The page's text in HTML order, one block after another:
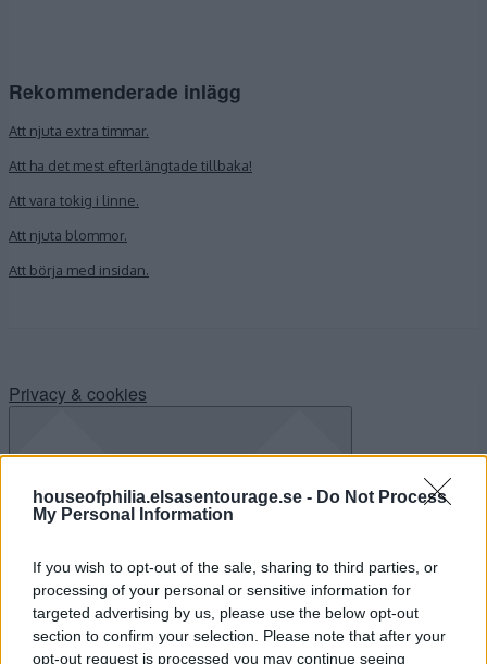
houseofphilia.elsasentourage.se - Do Not Process
My Personal Information
If you wish to opt-out of the sale, sharing to third parties, or
processing of your personal or sensitive information for
targeted advertising by us, please use the below opt-out
section to confirm your selection. Please note that after your
opt-out request is processed you may continue seeing
Rekommenderade inlägg
Att njuta extra timmar.
Att ha det mest efterlängtade tillbaka!
Att vara tokig i linne.
Att njuta blommor.
Att börja med insidan.
Privacy & cookies